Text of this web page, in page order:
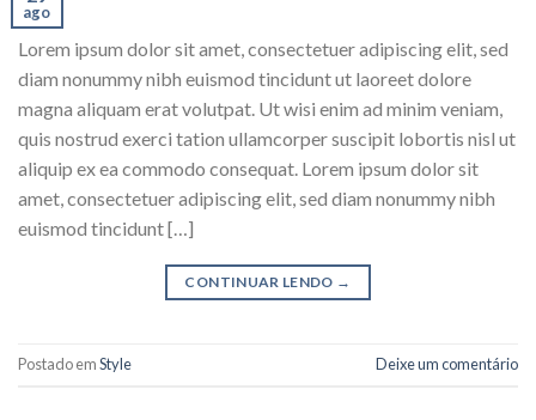
ago
Lorem ipsum dolor sit amet, consectetuer adipiscing elit, sed
diam nonummy nibh euismod tincidunt ut laoreet dolore
magna aliquam erat volutpat. Ut wisi enim ad minim veniam,
quis nostrud exerci tation ullamcorper suscipit lobortis nisl ut
aliquip ex ea commodo consequat. Lorem ipsum dolor sit
amet, consectetuer adipiscing elit, sed diam nonummy nibh
euismod tincidunt […]
CONTINUAR LENDO →
Postado emStyle Deixe um comentário